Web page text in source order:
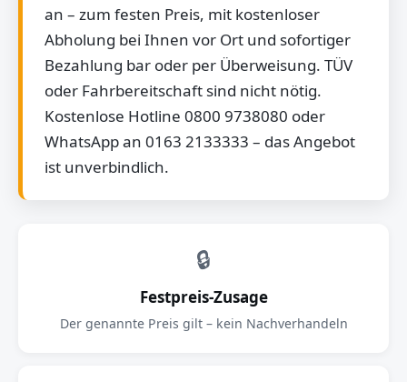
an – zum festen Preis, mit kostenloser
Abholung bei Ihnen vor Ort und sofortiger
Bezahlung bar oder per Überweisung. TÜV
oder Fahrbereitschaft sind nicht nötig.
Kostenlose Hotline 0800 9738080 oder
WhatsApp an 0163 2133333 – das Angebot
ist unverbindlich.
🔒
Festpreis-Zusage
Der genannte Preis gilt – kein Nachverhandeln